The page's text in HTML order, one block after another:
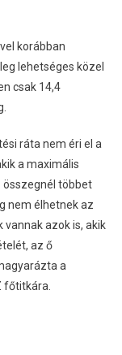
korábban
lehetséges közel
csak 14,4
ráta nem éri el a
a maximális
többet
nem élhetnek az
azok is, akik
az ő
a
főtitkára.